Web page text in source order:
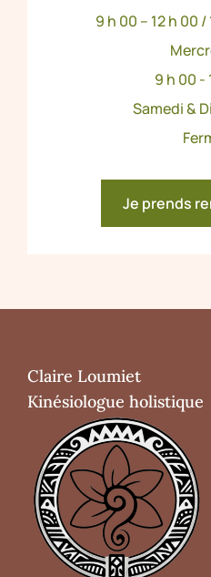
9 h 00 – 12 h 00
9 h 00 -
Samedi &
Je prends
Claire Loumiet
Kinésiologue holistique